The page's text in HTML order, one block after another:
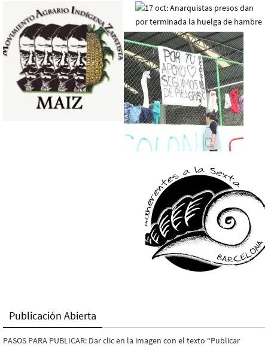
Publicación Abierta
PASOS PARA PUBLICAR: Dar clic en la imagen con el texto “Publicar